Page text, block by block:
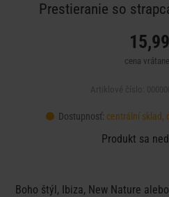
Prestieranie so
cena
Dostupnosť: centrální sklad,
Produkt sa
Boho štýl, Ibiza, New Nature